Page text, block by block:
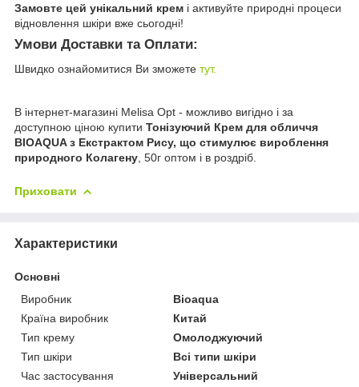
Замовте цей унікальний крем і активуйте природні процеси
відновлення шкіри вже сьогодні!
Умови Доставки та Оплати:
Швидко ознайомитися Ви зможете тут.
В інтернет-магазині Melisa Opt - можливо вигідно і за
доступною ціною купити Тонізуючий Крем для обличчя
BIOAQUA з Екстрактом Рису, що стимулює вироблення
природного Колагену , 50г оптом і в роздріб.
Приховати
Характеристики
Основні
Виробник
Bioaqua
Країна виробник
Китай
Тип крему
Омолоджуючий
Тип шкіри
Всі типи шкіри
Час застосування
Універсальний